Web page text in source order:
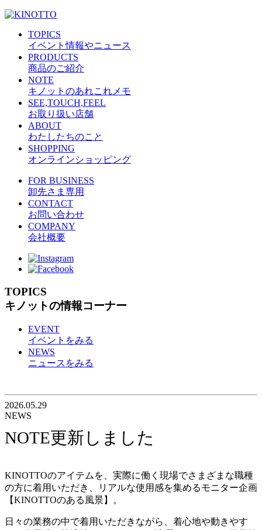
TOPICS
イベント情報やニュース
PRODUCTS
商品のご紹介
NOTE
キノットのあれこれメモ
SEE,TOUCH,FEEL
お取り扱い店舗
ABOUT
わたしたちのこと
SHOPPING
オンラインショッピング
FOR BUSINESS
卸先さま専用
CONTACT
お問い合わせ
COMPANY
会社概要
TOPICS
キノットの情報コーナー
EVENT
イベントをみる
NEWS
ニュースをみる
2026.05.29
NEWS
NOTE更新しました
KINOTTOのアイテムを、実際に働く現場でさまざまな職種
の方に着用いただき、リアルな使用感を集めるモニター企画
【KINOTTOのある風景】。
日々の業務の中で着用いただきながら、着心地や動きやす